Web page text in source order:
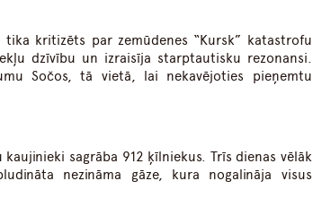
kritizēts par zemūdenes “Kursk” katastrofu
dzīvību un izraisīja starptautisku rezonansi.
Sočos, tā vietā, lai nekavējoties pieņemtu
sagrāba 912 ķīlniekus. Trīs dienas vēlāk
nezināma gāze, kura nogalināja visus